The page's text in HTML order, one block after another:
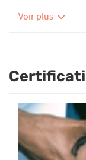
thérapeutiques
fonctionnels
irréversibles.
Nourrissons,
sédentaires,
tous les
Voir plus